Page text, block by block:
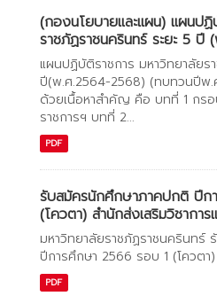
(กองนโยบายและแผน) แผนป
ราชภัฏราชนครินทร์ ระยะ 5 ปี (
แผนปฏิบัติราชการ มหาวิทยาลัยร
ปี(พ.ศ.2564-2568) (ทบทวนปีพ.
ด้วยเนื้อหาสำคัญ คือ บทที่ 1 กร
ราชการฯ บทที่ 2...
PDF
รับสมัครนักศึกษาภาคปกติ ปีก
(โควตา) สำนักส่งเสริมวิชาการแ
มหาวิทยาลัยราชภัฏราชนครินทร์
ปีการศึกษา 2566 รอบ 1 (โควตา)
PDF